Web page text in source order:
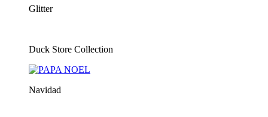
Glitter
Duck Store Collection
Navidad